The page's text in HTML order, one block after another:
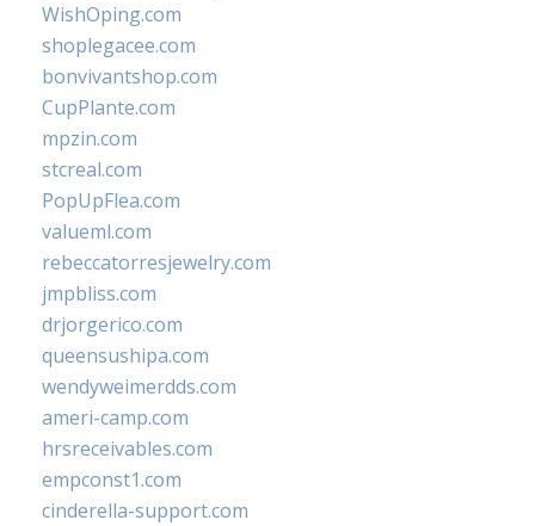
WishOping.com
shoplegacee.com
bonvivantshop.com
CupPlante.com
mpzin.com
stcreal.com
PopUpFlea.com
valueml.com
rebeccatorresjewelry.com
jmpbliss.com
drjorgerico.com
queensushipa.com
wendyweimerdds.com
ameri-camp.com
hrsreceivables.com
empconst1.com
cinderella-support.com